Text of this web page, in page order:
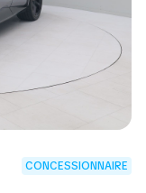
CONCESSIONNAIRE